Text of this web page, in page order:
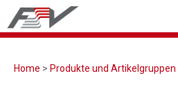
Home > Produkte und Artikelgruppen